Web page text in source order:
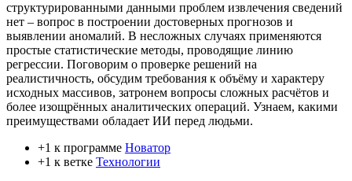
структурированными данными проблем извлечения сведений
нет – вопрос в построении достоверных прогнозов и
выявлении аномалий. В несложных случаях применяются
простые статистические методы, проводящие линию
регрессии. Поговорим о проверке решений на
реалистичность, обсудим требования к объёму и характеру
исходных массивов, затронем вопросы сложных расчётов и
более изощрённых аналитических операций. Узнаем, какими
преимуществами обладает ИИ перед людьми.
+1 к программе Новатор
+1 к ветке Технологии